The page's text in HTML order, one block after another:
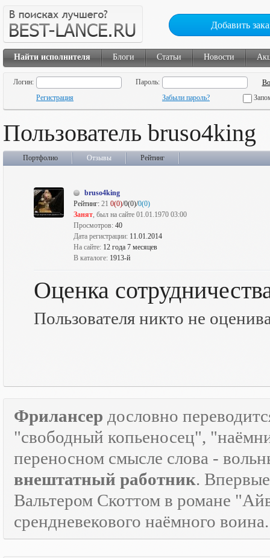
Добавить
Найти исполнителя Блоги Статьи Новости
Логин:
Пароль:
Регистрация
Забыли пароль?
Пользователь bruso4king
Портфолио Отзывы Рейтинг
bruso4king
Рейтинг: 21 0(0)/0(0)/0(0)
Занят, был на сайте 01.01.1970 03:00
Просмотров: 40
Дата регистрации: 11.01.2014
На сайте: 12 года 7 месяцев
В каталоге: 1913-й
Оценка
Пользователя никто не
Фрилансер дословно
"свободный копьеносец",
переносном смысле слова -
внештатный работник.
Вальтером Скоттом в романе
срендневекового наёмного воина.